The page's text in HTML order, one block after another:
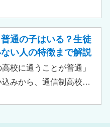
この記事では、サポート
通信制高校との違い、メ
メリットについて解説し
いるのではないでしょう
ら言うと、通信制高校に
といって「人生終了」で
ません。通信制高校で
通の子はいる？生徒
い人の特徴まで解説
高校に通うことが普通」
込みから、通信制高校へ